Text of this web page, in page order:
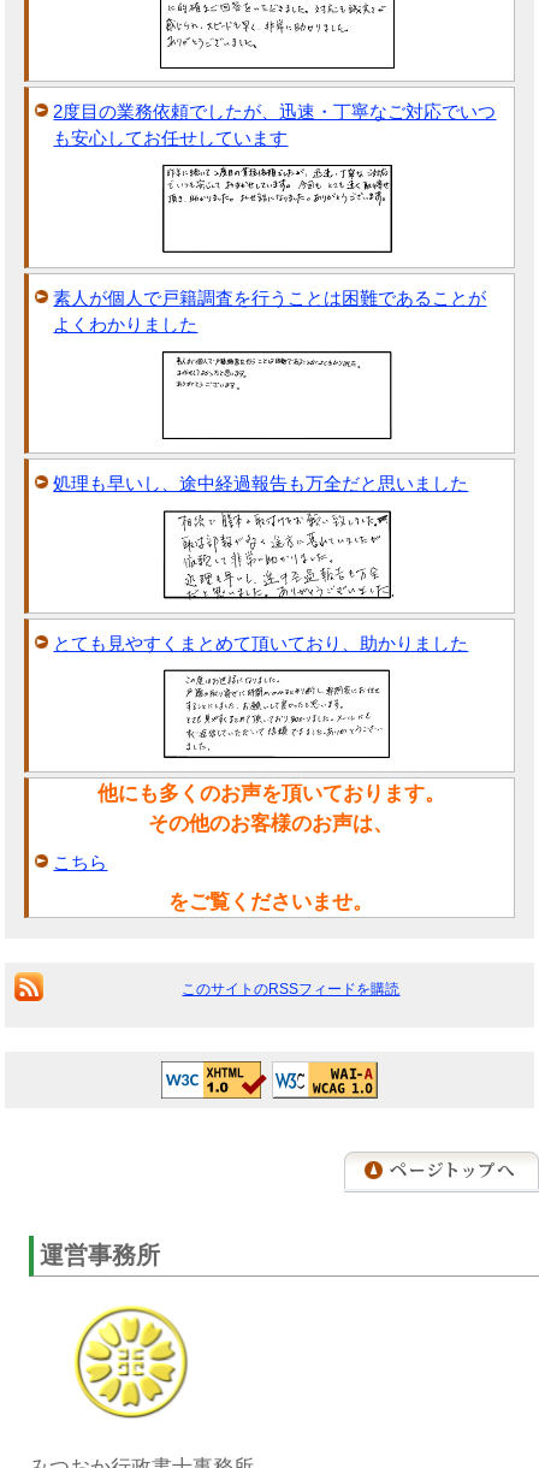
2度目の業務依頼でしたが、迅速・丁寧なご対応でいつ
も安心してお任せしています
素人が個人で戸籍調査を行うことは困難であることが
よくわかりました
処理も早いし、途中経過報告も万全だと思いました
とても見やすくまとめて頂いており、助かりました
他にも多くのお声を頂いております。
その他のお客様のお声は、
こちら
をご覧くださいませ。
このサイトのRSSフィードを購読
運営事務所